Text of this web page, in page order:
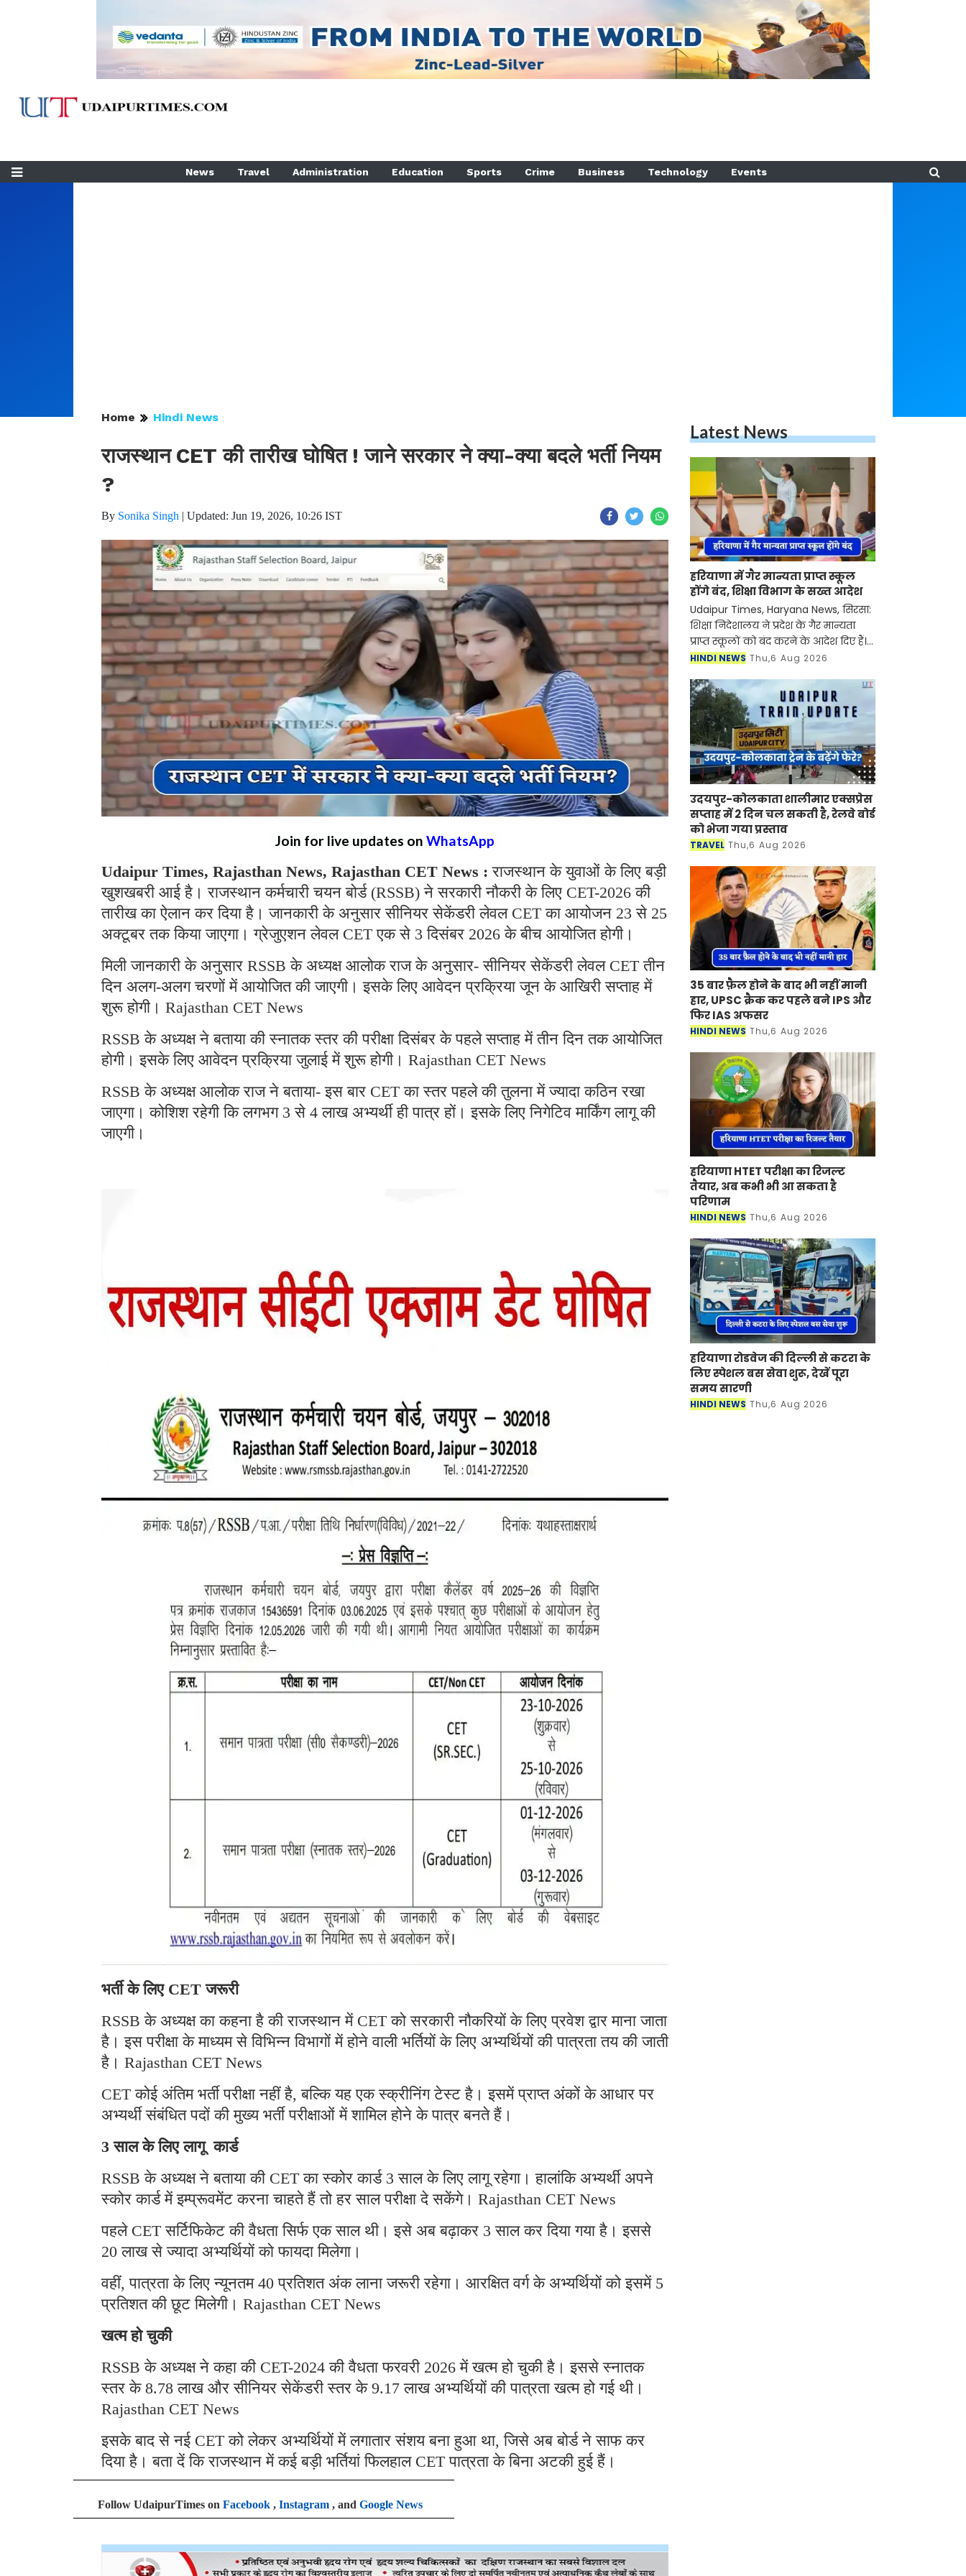
News Travel Administration Education Sports Crime Business Technology Events
Home Hindi News
राजस्थान CET की तारीख घोषित ! जाने सरकार ने क्या-क्या बदले भर्ती नियम
?
By Sonika Singh | Updated: Jun 19, 2026, 10:26 IST
Join for live updates on WhatsApp
Udaipur Times, Rajasthan News, Rajasthan CET News :राजस्थान के युवाओं के लिए बड़ी
खुशखबरी आई है। राजस्थान कर्मचारी चयन बोर्ड (RSSB) ने सरकारी नौकरी के लिए CET-2026 की
तारीख का ऐलान कर दिया है। जानकारी के अनुसार सीनियर सेकेंडरी लेवल CET का आयोजन 23 से 25
अक्टूबर तक किया जाएगा। ग्रेजुएशन लेवल CET एक से 3 दिसंबर 2026 के बीच आयोजित होगी।
मिली जानकारी के अनुसार RSSB के अध्यक्ष आलोक राज के अनुसार- सीनियर सेकेंडरी लेवल CET तीन
दिन अलग-अलग चरणों में आयोजित की जाएगी। इसके लिए आवेदन प्रक्रिया जून के आखिरी सप्ताह में
शुरू होगी। Rajasthan CET News
RSSB के अध्यक्ष ने बताया की स्नातक स्तर की परीक्षा दिसंबर के पहले सप्ताह में तीन दिन तक आयोजित
होगी। इसके लिए आवेदन प्रक्रिया जुलाई में शुरू होगी। Rajasthan CET News
RSSB के अध्यक्ष आलोक राज ने बताया- इस बार CET का स्तर पहले की तुलना में ज्यादा कठिन रखा
जाएगा। कोशिश रहेगी कि लगभग 3 से 4 लाख अभ्यर्थी ही पात्र हों। इसके लिए निगेटिव मार्किंग लागू की
जाएगी।
भर्ती के लिए CET जरूरी
RSSB के अध्यक्ष का कहना है की राजस्थान में CET को सरकारी नौकरियों के लिए प्रवेश द्वार माना जाता
है। इस परीक्षा के माध्यम से विभिन्न विभागों में होने वाली भर्तियों के लिए अभ्यर्थियों की पात्रता तय की जाती
है। Rajasthan CET News
CET कोई अंतिम भर्ती परीक्षा नहीं है, बल्कि यह एक स्क्रीनिंग टेस्ट है। इसमें प्राप्त अंकों के आधार पर
अभ्यर्थी संबंधित पदों की मुख्य भर्ती परीक्षाओं में शामिल होने के पात्र बनते हैं।
3 साल के लिए लागू कार्ड
RSSB के अध्यक्ष ने बताया की CET का स्कोर कार्ड 3 साल के लिए लागू रहेगा। हालांकि अभ्यर्थी अपने
स्कोर कार्ड में इम्प्रूवमेंट करना चाहते हैं तो हर साल परीक्षा दे सकेंगे। Rajasthan CET News
पहले CET सर्टिफिकेट की वैधता सिर्फ एक साल थी। इसे अब बढ़ाकर 3 साल कर दिया गया है। इससे
20 लाख से ज्यादा अभ्यर्थियों को फायदा मिलेगा।
वहीं, पात्रता के लिए न्यूनतम 40 प्रतिशत अंक लाना जरूरी रहेगा। आरक्षित वर्ग के अभ्यर्थियों को इसमें 5
प्रतिशत की छूट मिलेगी। Rajasthan CET News
खत्म हो चुकी
RSSB के अध्यक्ष ने कहा की CET-2024 की वैधता फरवरी 2026 में खत्म हो चुकी है। इससे स्नातक
स्तर के 8.78 लाख और सीनियर सेकेंडरी स्तर के 9.17 लाख अभ्यर्थियों की पात्रता खत्म हो गई थी।
Rajasthan CET News
इसके बाद से नई CET को लेकर अभ्यर्थियों में लगातार संशय बना हुआ था, जिसे अब बोर्ड ने साफ कर
दिया है। बता दें कि राजस्थान में कई बड़ी भर्तियां फिलहाल CET पात्रता के बिना अटकी हुई हैं।
Follow UdaipurTimes on Facebook , Instagram , and Google News
Latest News
हरियाणा में गैर मान्यता प्राप्त स्कूल
होंगे बंद, शिक्षा विभाग के सख्त आदेश
Udaipur Times, Haryana News, सिरसा:
शिक्षा निदेशालय ने प्रदेश के गैर मान्यता
प्राप्त स्कूलों को बंद करने के आदेश दिए हैं।
जिला शिक्षा अधिकारियों से रिपोर्ट मांगी है,
HINDI NEWS Thu,6 Aug 2026
उदयपुर-कोलकाता शालीमार एक्सप्रेस
सप्ताह में 2 दिन चल सकती है, रेलवे बोर्ड
को भेजा गया प्रस्ताव
TRAVEL Thu,6 Aug 2026
35 बार फ़ैल होने के बाद भी नहीं मानी
हार, UPSC क्रैक कर पहले बने IPS और
फिर IAS अफसर
HINDI NEWS Thu,6 Aug 2026
हरियाणा HTET परीक्षा का रिजल्ट
तैयार, अब कभी भी आ सकता है
परिणाम
HINDI NEWS Thu,6 Aug 2026
हरियाणा रोडवेज की दिल्ली से कटरा के
लिए स्पेशल बस सेवा शुरू, देखें पूरा
समय सारणी
HINDI NEWS Thu,6 Aug 2026